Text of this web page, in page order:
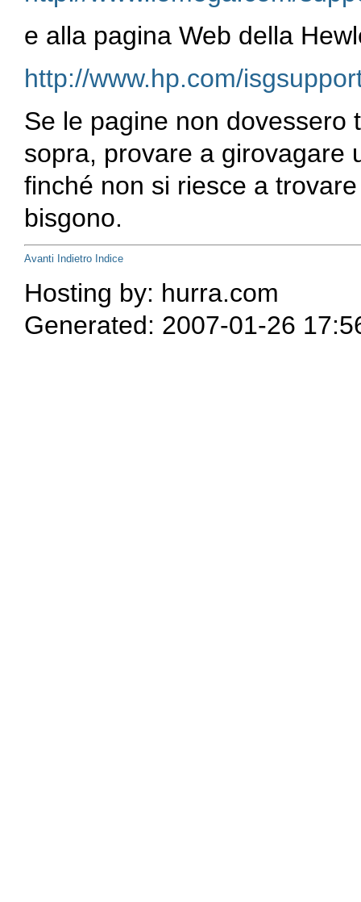
e alla pagina Web della
http://www.hp.com/
Se le pagine non dovessero
sopra, provare a girovagare
finché non si riesce a
bisgono.
Avanti Indietro Indice
Hosting by: hurra.com
Generated: 2007-01-26